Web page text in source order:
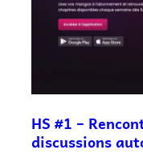
HS #1 –
discussions